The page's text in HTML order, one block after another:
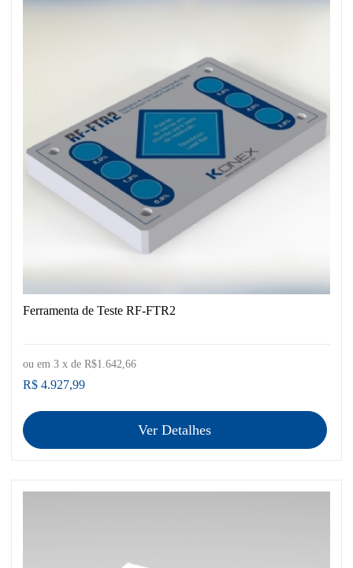
Ferramenta de Teste RF-FTR2
R$ 4.927,99
ou em 3 x de R$1.642,66
Ver Detalhes